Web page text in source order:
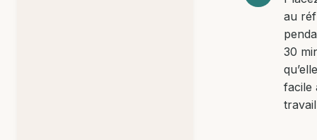
au
30
facile